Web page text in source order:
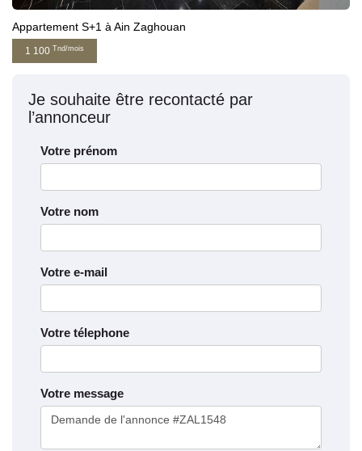
Appartement S+1 à Ain Zaghouan
1 100 Tnd/mois
Je souhaite être recontacté par
l’annonceur
Votre prénom
Votre nom
Votre e-mail
Votre télephone
Votre message